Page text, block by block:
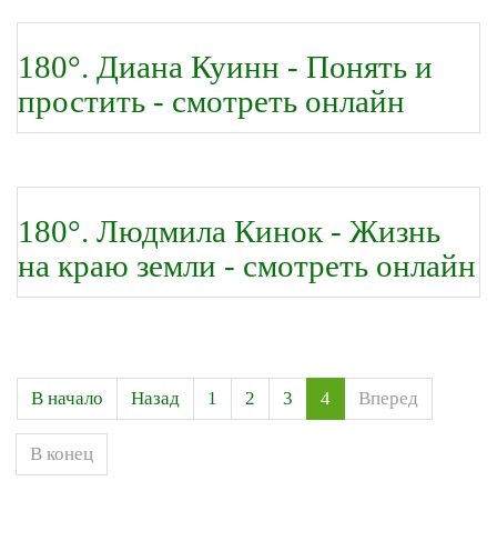
180°. Диана Куинн - Понять и
простить - смотреть онлайн
180°. Людмила Кинок - Жизнь
на краю земли - смотреть онлайн
В начало Назад 1 2 3 4 Вперед
В конец